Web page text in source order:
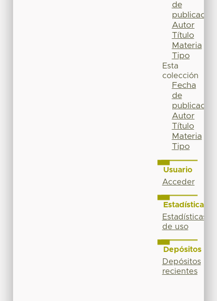
de
publicación
Autor
Título
Materia
Tipo
Esta
colección
Fecha
de
publicación
Autor
Título
Materia
Tipo
Usuario
Acceder
Estadísticas
Estadísticas
de uso
Depósitos
Depósitos
recientes